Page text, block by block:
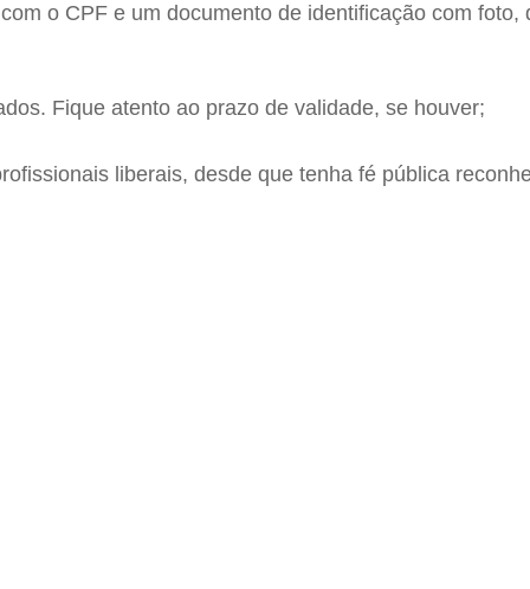
o CPF e um documento de identificação com foto,
Fique atento ao prazo de validade, se houver;
liberais, desde que tenha fé pública